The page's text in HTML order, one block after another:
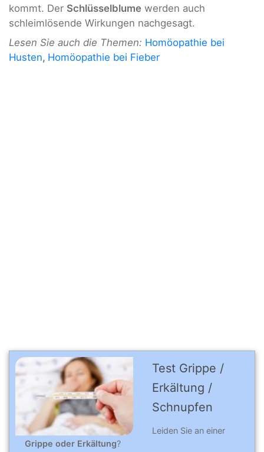
kommt. Der Schlüsselblume werden auch
schleimlösende Wirkungen nachgesagt.
Lesen Sie auch die Themen: Homöopathie bei
Husten, Homöopathie bei Fieber
Test Grippe /
Erkältung /
Schnupfen
Leiden Sie an einer
Grippe oder Erkältung?